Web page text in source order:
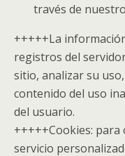
través de
+++++La
registros del
sitio, analizar su
contenido del uso
del usuario.
+++++Cookies:
servicio